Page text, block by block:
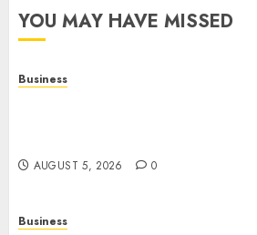
YOU MAY HAVE MISSED
Business
AUGUST 5, 2026 0
Business